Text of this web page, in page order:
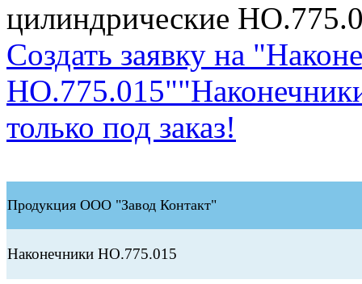
цилиндрические
Создать заявку на
НО.775.015"
только под заказ!
Продукция ООО "Завод Контакт"
Наконечники НО.775.015